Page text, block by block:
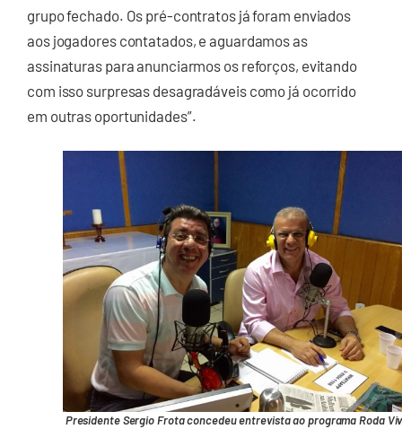
grupo fechado. Os pré-contratos já foram enviados
aos jogadores contatados, e aguardamos as
assinaturas para anunciarmos os reforços, evitando
com isso surpresas desagradáveis como já ocorrido
em outras oportunidades”.
Presidente Sergio Frota concedeu entrevista ao programa Roda